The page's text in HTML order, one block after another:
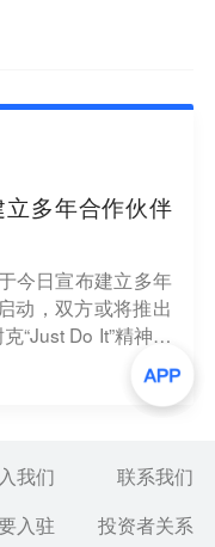
多年合作伙伴
今日宣布建立多年
动，双方或将推出
“Just Do It”精神相
我们
联系我们
入驻 投资者关系